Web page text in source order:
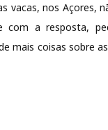
vacas, nos Açores,
com a resposta,
mais coisas sobre